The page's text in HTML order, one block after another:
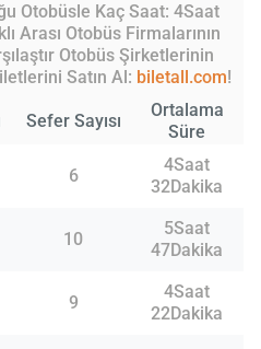
Otobüsle Kaç Saat: 4Saat
Arası Otobüs Firmalarının
Otobüs Şirketlerinin
Satın Al: biletall.com!
Sefer Sayısı
Ortalama
Süre
6
4Saat
32Dakika
10
5Saat
47Dakika
9
4Saat
22Dakika